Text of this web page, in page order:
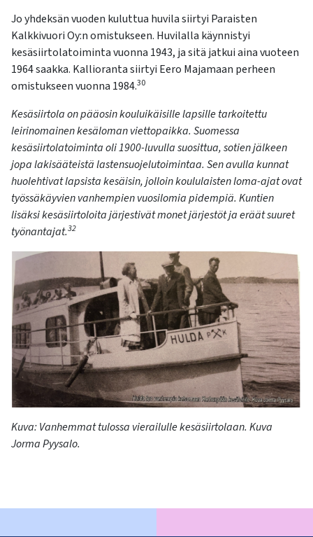
Jo yhdeksän vuoden kuluttua huvila siirtyi Paraisten
Kalkkivuori Oy:n omistukseen. Huvilalla käynnistyi
kesäsiirtolatoiminta vuonna 1943, ja sitä jatkui aina vuoteen
1964 saakka. Kallioranta siirtyi Eero Majamaan perheen
omistukseen vuonna 1984.30
Kesäsiirtola on pääosin kouluikäisille lapsille tarkoitettu
leirinomainenkesälomanviettopaikka. Suomessa
kesäsiirtolatoiminta oli 1900-luvulla suosittua, sotien jälkeen
jopa lakisääteistälastensuojelutoimintaa. Sen avulla kunnat
huolehtivat lapsista kesäisin, jolloin koululaisten loma-ajat ovat
työssäkäyvien vanhempien vuosilomia pidempiä. Kuntien
lisäksi kesäsiirtoloita järjestivät monet järjestöt ja eräät suuret
työnantajat.32
Kuva:Vanhemmat tulossa vierailulle kesäsiirtolaan. Kuva
Jorma Pyysalo.